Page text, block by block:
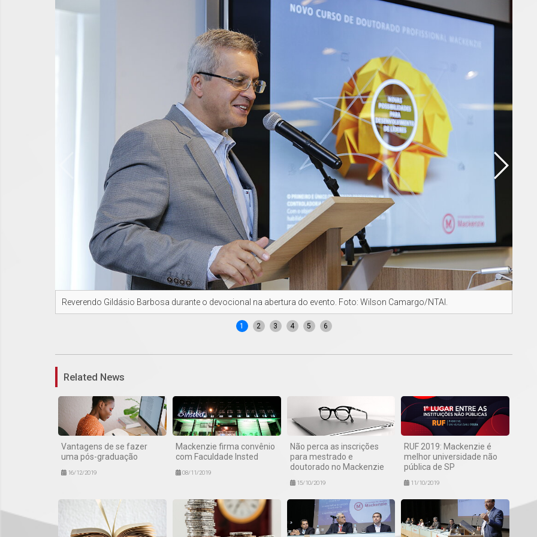
Reverendo Gildásio Barbosa durante o devocional na abertura do evento. Foto: Wilson Camargo/NTAI.
1 2 3 4 5 6
Related News
Vantagens de se fazer
uma pós-graduação
16/12/2019
Mackenzie firma convênio
com Faculdade Insted
08/11/2019
Não perca as inscrições
para mestrado e
doutorado no Mackenzie
15/10/2019
RUF 2019: Mackenzie é
melhor universidade não
pública de SP
11/10/2019